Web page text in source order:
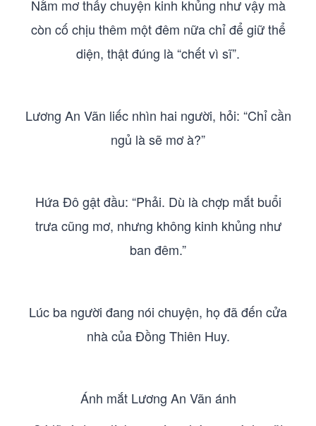
Nằm mơ thấy chuyện kinh khủng như vậy mà
còn cố chịu thêm một đêm nữa chỉ để giữ thể
diện, thật đúng là “chết vì sĩ”.
Lương An Vãn liếc nhìn hai người, hỏi: “Chỉ cần
ngủ là sẽ mơ à?”
Hứa Đô gật đầu: “Phải. Dù là chợp mắt buổi
trưa cũng mơ, nhưng không kinh khủng như
ban đêm.”
Lúc ba người đang nói chuyện, họ đã đến cửa
nhà của Đồng Thiên Huy.
Ánh mắt Lương An Vãn ánh